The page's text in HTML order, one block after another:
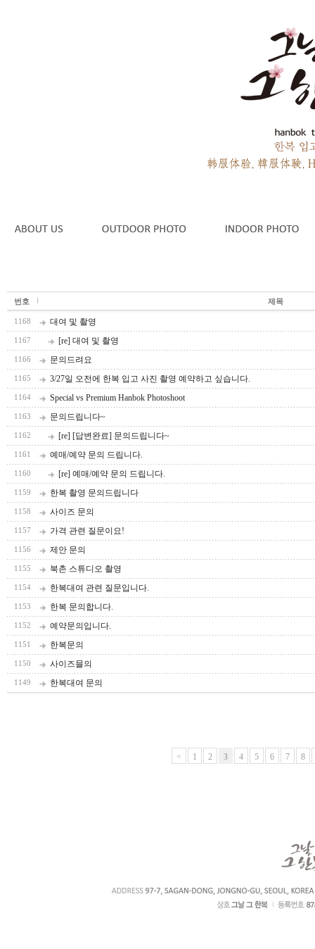
번호 제목
1168 대여 및 촬영
1167 [re] 대여 및 촬영
1166 문의드려요
1165 3/27일 오전에 한복 입고 사진 촬영 예약하고 싶습니다.
1164 Special vs Premium Hanbok Photoshoot
1163 문의드립니다~
1162 [re] [답변완료] 문의드립니다~
1161 예매/예약 문의 드립니다.
1160 [re] 예매/예약 문의 드립니다.
1159 한복 촬영 문의드립니다
1158 사이즈 문의
1157 가격 관련 질문이요!
1156 제안 문의
1155 북촌 스튜디오 촬영
1154 한복대여 관련 질문입니다.
1153 한복 문의합니다.
1152 예약문의입니다.
1151 한복문의
1150 사이즈믈의
1149 한복대여 문의
< 1 2 3 4 5 6 7 8